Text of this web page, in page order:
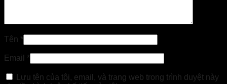
Tên *
Email *
Lưu tên của tôi, email, và trang web trong trình duyệt này